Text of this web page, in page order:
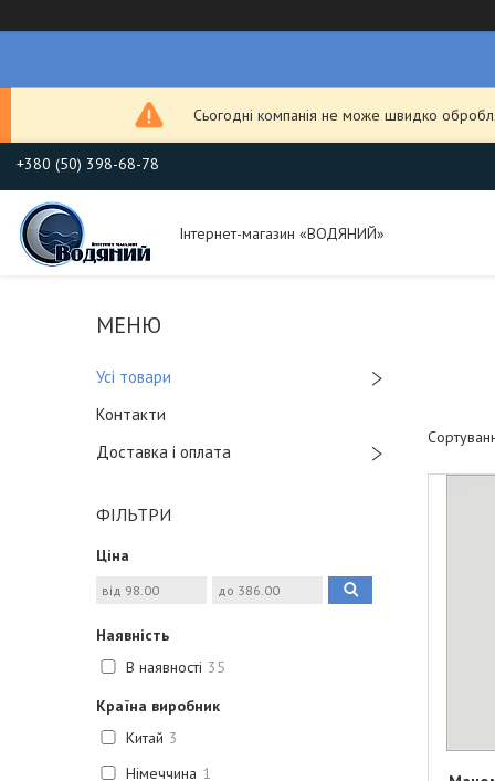
Сьогодні компанія не може швидко
+380 (50) 398-68-78
Інтернет-магазин «ВОДЯНИЙ»
Усі товари
Контакти
Доставка і оплата
ФІЛЬТРИ
Ціна
Наявність
В наявності 35
Країна виробник
Китай 3
Німеччина 1